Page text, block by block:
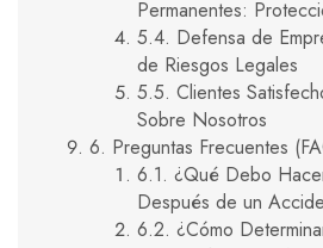
Permanentes:
5.4. Defensa de
de Riesgos Legales
5.5. Clientes
Sobre Nosotros
6. Preguntas Frecuentes
6.1. ¿Qué Debo
Después de un
6.2. ¿Cómo